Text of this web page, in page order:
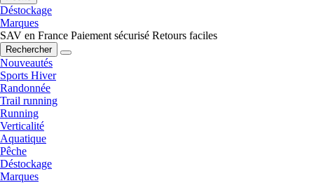
Déstockage
Marques
SAV en France Paiement sécurisé Retours faciles
Rechercher
Nouveautés
Sports Hiver
Randonnée
Trail running
Running
Verticalité
Aquatique
Pêche
Déstockage
Marques